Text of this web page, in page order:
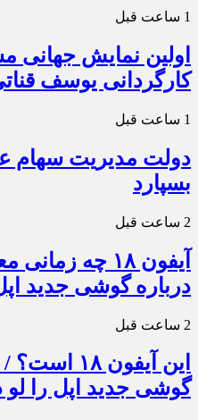
1 ساعت قبل
اولین نمایش جهانی
کارگردانی یوسف
1 ساعت قبل
دولت مدیریت سهام
بسپارد
2 ساعت قبل
آیفون ۱۸ چه
درباره گوشی جدید
2 ساعت قبل
گوشی جدید اپل را